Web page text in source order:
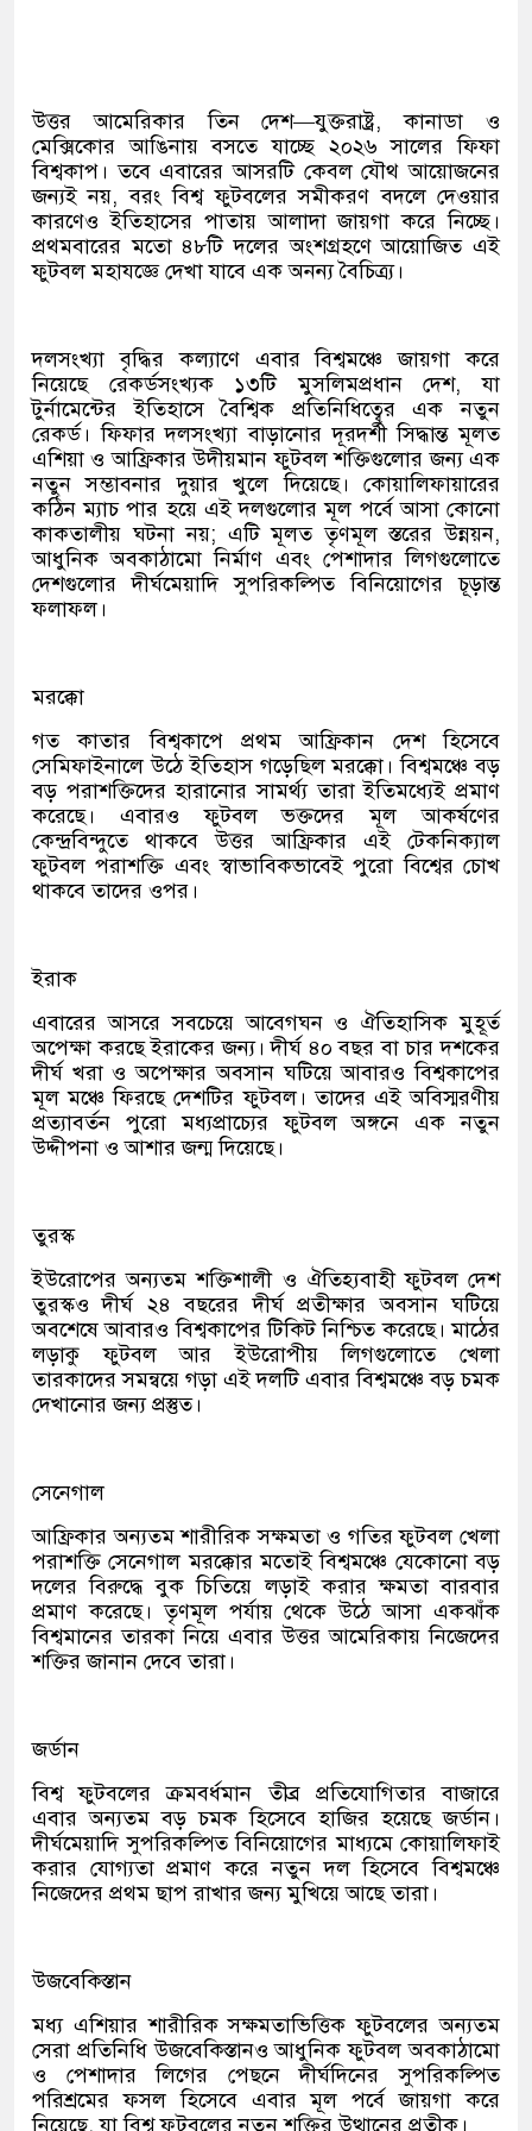
উত্তর আমেরিকার তিন দেশ—যুক্তরাষ্ট্র, কানাডা ও
মেক্সিকোর আঙিনায় বসতে যাচ্ছে ২০২৬ সালের ফিফা
বিশ্বকাপ। তবে এবারের আসরটি কেবল যৌথ আয়োজনের
জন্যই নয়, বরং বিশ্ব ফুটবলের সমীকরণ বদলে দেওয়ার
কারণেও ইতিহাসের পাতায় আলাদা জায়গা করে নিচ্ছে।
প্রথমবারের মতো ৪৮টি দলের অংশগ্রহণে আয়োজিত এই
ফুটবল মহাযজ্ঞে দেখা যাবে এক অনন্য বৈচিত্র্য।
দলসংখ্যা বৃদ্ধির কল্যাণে এবার বিশ্বমঞ্চে জায়গা করে
নিয়েছে রেকর্ডসংখ্যক ১৩টি মুসলিমপ্রধান দেশ, যা
টুর্নামেন্টের ইতিহাসে বৈশ্বিক প্রতিনিধিত্বের এক নতুন
রেকর্ড। ফিফার দলসংখ্যা বাড়ানোর দূরদর্শী সিদ্ধান্ত মূলত
এশিয়া ও আফ্রিকার উদীয়মান ফুটবল শক্তিগুলোর জন্য এক
নতুন সম্ভাবনার দুয়ার খুলে দিয়েছে। কোয়ালিফায়ারের
কঠিন ম্যাচ পার হয়ে এই দলগুলোর মূল পর্বে আসা কোনো
কাকতালীয় ঘটনা নয়; এটি মূলত তৃণমূল স্তরের উন্নয়ন,
আধুনিক অবকাঠামো নির্মাণ এবং পেশাদার লিগগুলোতে
দেশগুলোর দীর্ঘমেয়াদি সুপরিকল্পিত বিনিয়োগের চূড়ান্ত
ফলাফল।
মরক্কো
গত কাতার বিশ্বকাপে প্রথম আফ্রিকান দেশ হিসেবে
সেমিফাইনালে উঠে ইতিহাস গড়েছিল মরক্কো। বিশ্বমঞ্চে বড়
বড় পরাশক্তিদের হারানোর সামর্থ্য তারা ইতিমধ্যেই প্রমাণ
করেছে। এবারও ফুটবল ভক্তদের মূল আকর্ষণের
কেন্দ্রবিন্দুতে থাকবে উত্তর আফ্রিকার এই টেকনিক্যাল
ফুটবল পরাশক্তি এবং স্বাভাবিকভাবেই পুরো বিশ্বের চোখ
থাকবে তাদের ওপর।
ইরাক
এবারের আসরে সবচেয়ে আবেগঘন ও ঐতিহাসিক মুহূর্ত
অপেক্ষা করছে ইরাকের জন্য। দীর্ঘ ৪০ বছর বা চার দশকের
দীর্ঘ খরা ও অপেক্ষার অবসান ঘটিয়ে আবারও বিশ্বকাপের
মূল মঞ্চে ফিরছে দেশটির ফুটবল। তাদের এই অবিস্মরণীয়
প্রত্যাবর্তন পুরো মধ্যপ্রাচ্যের ফুটবল অঙ্গনে এক নতুন
উদ্দীপনা ও আশার জন্ম দিয়েছে।
তুরস্ক
ইউরোপের অন্যতম শক্তিশালী ও ঐতিহ্যবাহী ফুটবল দেশ
তুরস্কও দীর্ঘ ২৪ বছরের দীর্ঘ প্রতীক্ষার অবসান ঘটিয়ে
অবশেষে আবারও বিশ্বকাপের টিকিট নিশ্চিত করেছে। মাঠের
লড়াকু ফুটবল আর ইউরোপীয় লিগগুলোতে খেলা
তারকাদের সমন্বয়ে গড়া এই দলটি এবার বিশ্বমঞ্চে বড় চমক
দেখানোর জন্য প্রস্তুত।
সেনেগাল
আফ্রিকার অন্যতম শারীরিক সক্ষমতা ও গতির ফুটবল খেলা
পরাশক্তি সেনেগাল মরক্কোর মতোই বিশ্বমঞ্চে যেকোনো বড়
দলের বিরুদ্ধে বুক চিতিয়ে লড়াই করার ক্ষমতা বারবার
প্রমাণ করেছে। তৃণমূল পর্যায় থেকে উঠে আসা একঝাঁক
বিশ্বমানের তারকা নিয়ে এবার উত্তর আমেরিকায় নিজেদের
শক্তির জানান দেবে তারা।
জর্ডান
বিশ্ব ফুটবলের ক্রমবর্ধমান তীব্র প্রতিযোগিতার বাজারে
এবার অন্যতম বড় চমক হিসেবে হাজির হয়েছে জর্ডান।
দীর্ঘমেয়াদি সুপরিকল্পিত বিনিয়োগের মাধ্যমে কোয়ালিফাই
করার যোগ্যতা প্রমাণ করে নতুন দল হিসেবে বিশ্বমঞ্চে
নিজেদের প্রথম ছাপ রাখার জন্য মুখিয়ে আছে তারা।
উজবেকিস্তান
মধ্য এশিয়ার শারীরিক সক্ষমতাভিত্তিক ফুটবলের অন্যতম
সেরা প্রতিনিধি উজবেকিস্তানও আধুনিক ফুটবল অবকাঠামো
ও পেশাদার লিগের পেছনে দীর্ঘদিনের সুপরিকল্পিত
পরিশ্রমের ফসল হিসেবে এবার মূল পর্বে জায়গা করে
নিয়েছে, যা বিশ্ব ফুটবলের নতুন শক্তির উত্থানের প্রতীক।